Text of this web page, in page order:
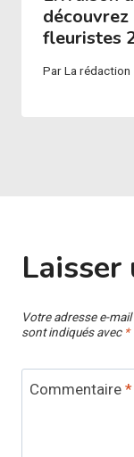
fleuristes
ParLa rédaction
Laisser
Votre adresse e-
sont indiqués avec *
Commentaire *